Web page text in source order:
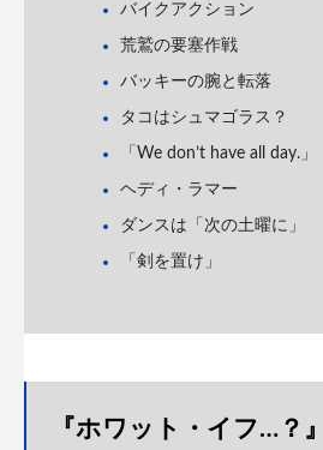
バイクアクション
荒鷲の要塞作戦
バッキーの腕と転落
タコはシュマゴラス？
「We don’t have all day.」
ヘディ・ラマー
ダンスは「次の土曜に」
「剣を置け」
『ホワット・イフ…？